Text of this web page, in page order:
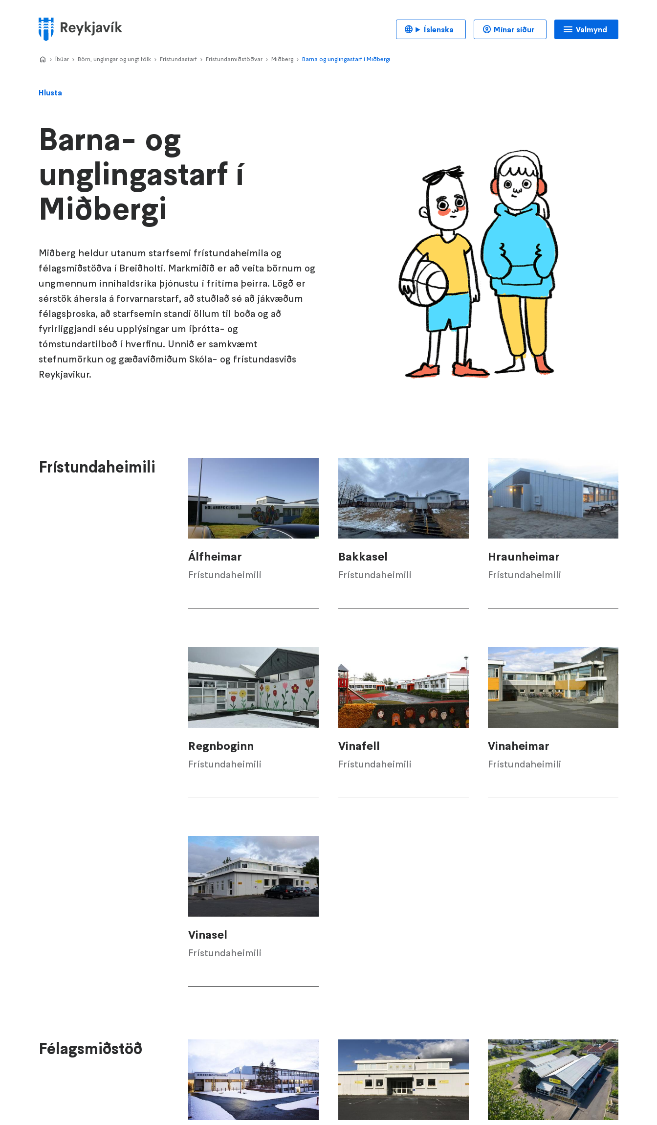
Valmynd
Hlusta
Barna- og
unglingastarf í
Miðbergi
Miðberg heldur utanum starfsemi frístundaheimila og
félagsmiðstöðva í Breiðholti. Markmiðið er að veita börnum og
ungmennum innihaldsríka þjónustu í frítíma þeirra. Lögð er
sérstök áhersla á forvarnarstarf, að stuðlað sé að jákvæðum
félagsþroska, að starfsemin standi öllum til boða og að
fyrirliggjandi séu upplýsingar um íþrótta- og
tómstundartilboð í hverfinu. Unnið er samkvæmt
stefnumörkun og gæðaviðmiðum Skóla- og frístundasviðs
Reykjavikur.
Frístundaheimili
Álfheimar
Frístundaheimili
Bakkasel
Frístundaheimili
Hraunheimar
Frístundaheimili
Regnboginn
Frístundaheimili
Vinafell
Frístundaheimili
Vinaheimar
Frístundaheimili
Vinasel
Frístundaheimili
Félagsmiðstöð
Home
>
Íbúar >
Börn, unglingar og ungt fólk >
Frístundastarf >
Frístundamiðstöðvar >
Miðberg >
Barna og unglingastarf í Miðbergi
Valmynd
Íslenska Mínar síður